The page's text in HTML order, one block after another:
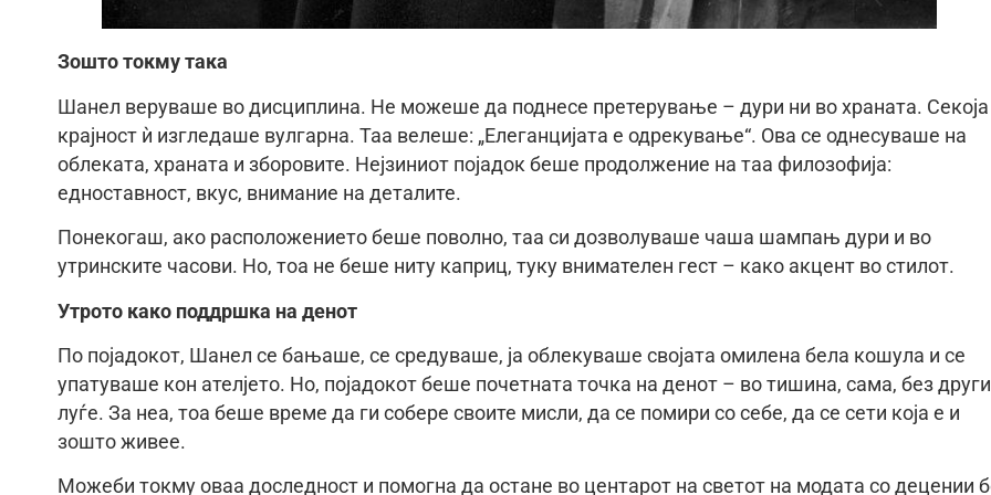
Зошто токму така
Шанел веруваше во дисциплина. Не можеше да поднесе претерување – дури ни во храната. Секоја
крајност ѝ изгледаше вулгарна. Таа велеше: „Елеганцијата е одрекување“. Ова се однесуваше на
облеката, храната и зборовите. Нејзиниот појадок беше продолжение на таа филозофија:
едноставност, вкус, внимание на деталите.
Понекогаш, ако расположението беше поволно, таа си дозволуваше чаша шампањ дури и во
утринските часови. Но, тоа не беше ниту каприц, туку внимателен гест – како акцент во стилот.
Утрото како поддршка на денот
По појадокот, Шанел се бањаше, се средуваше, ја облекуваше својата омилена бела кошула и се
упатуваше кон ателјето. Но, појадокот беше почетната точка на денот – во тишина, сама, без други
луѓе. За неа, тоа беше време да ги собере своите мисли, да се помири со себе, да се сети која е и
зошто живее.
Можеби токму оваа доследност и помогна да остане во центарот на светот на модата со децении